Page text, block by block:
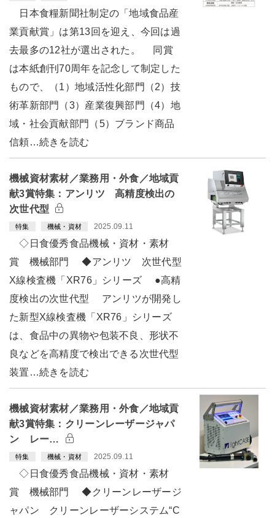
日本食糧新聞社制定の「地域食品産
業貢献賞」は第13回を迎え、今回は過
去最多の12社が選出された。 同賞
は本紙創刊70周年を記念して制定した
もので、（1）地域活性化部門（2）技
術革新部門（3）産業復興部門（4）地
域・社会貢献部門（5）ブランド商品
信頼…続きを読む
機械資材素材／業務用・外食／地域貢
献3賞特集：アンリツ 高精度検出の
次世代型
特集 機械・資材 2025.09.11
◇日食優秀食品機械・資材・素材
賞 機械部門 ◆アンリツ 次世代型
X線検査機「XR76」シリーズ ●高精
度検出の次世代型 アンリツが開発し
た新型X線検査機「XR76」シリーズ
は、食品中の異物や包装不良、形状不
良などを高精度で検出できる次世代型
装置…続きを読む
機械資材素材／業務用・外食／地域貢
献3賞特集：クリーンレーザージャパ
ン レー…
特集 機械・資材 2025.09.11
◇日食優秀食品機械・資材・素材
賞 機械部門 ◆クリーンレーザージ
ャパン クリーンレーザーシステム“C